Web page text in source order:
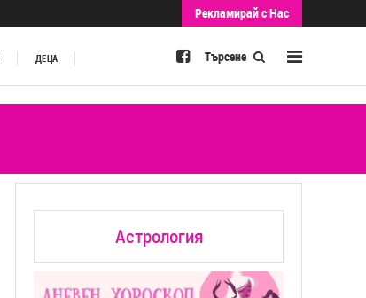
Рекламирай с Нас
ДЕЦА Търсене
Астрология